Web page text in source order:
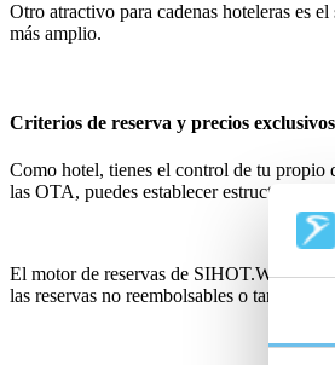
Otro atractivo para cadenas hoteleras es
más amplio.
Criterios de reserva y precios
Como hotel, tienes el control de tu propio
las OTA, puedes establecer estructuras de
El motor de reservas de SIHOT.WEB es
las reservas no reembolsables o tarifas